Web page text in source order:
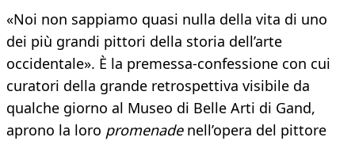
«Noi non sappiamo quasi nulla della vita di uno
dei più grandi pittori della storia dell’arte
occidentale». È la premessa-confessione con cui
curatori della grande retrospettiva visibile da
qualche giorno al Museo di Belle Arti di Gand,
aprono la loro promenadenell’opera del pittore